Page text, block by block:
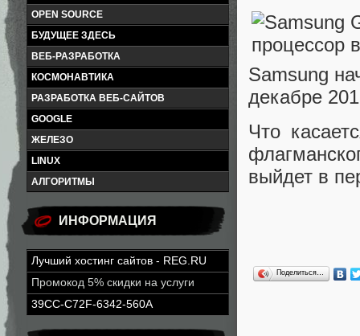
OPEN SOURCE
БУДУЩЕЕ ЗДЕСЬ
ВЕБ-РАЗРАБОТКА
КОСМОНАВТИКА
РАЗРАБОТКА ВЕБ-САЙТОВ
GOOGLE
ЖЕЛЕЗО
LINUX
АЛГОРИТМЫ
ИНФОРМАЦИЯ
Лучший хостинг сайтов - REG.RU
Промокод 5% скидки на услуги
39CC-C72F-6342-560A
Samsung
декабре
Что
выйдет в
Поделиться…